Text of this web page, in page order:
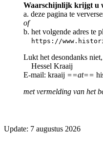
Waarschijnlijk krijgt u
a. deze pagina te
of
b. het volgende adres te
https://
Lukt het desondanks
Hessel Kraaij
E-mail: kraaij ==at==
met vermelding van het
Update: 7 augustus 2026